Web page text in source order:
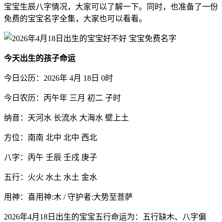
宝宝生辰八字情况，大家可以了解一下。同时，也准备了一份
免费的宝宝名字全集，大家也可以看看。
今天出生的孩子命运
今日公历：2026年 4月 18日 0时
今日农历：丙午年 三月 初二 子时
纳音：天河水 长流水 大海水 壁上土
方位：南南 北中 北中 西北
八字：丙午 壬辰 壬戌 庚子
五行：火火 水土 水土 金水
用神：喜用神:木 / 守护者:大势至菩萨
2026年4月18日出生的宝宝五行命运为：五行缺木、八字偏